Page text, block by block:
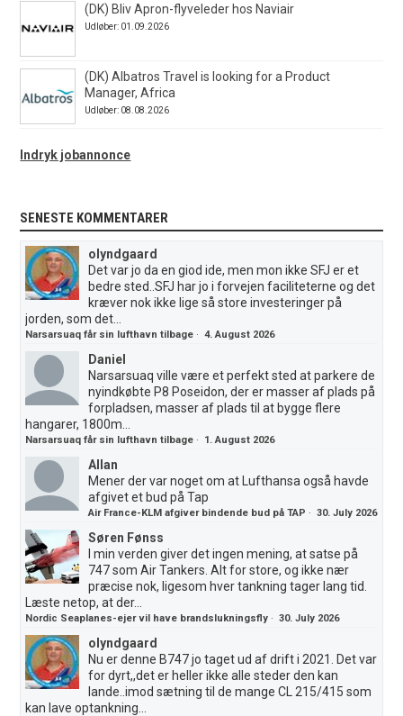
(DK) Bliv Apron-flyveleder hos Naviair
Udløber: 01.09.2026
(DK) Albatros Travel is looking for a Product
Manager, Africa
Udløber: 08.08.2026
Indryk jobannonce
SENESTE KOMMENTARER
olyndgaard
Det var jo da en giod ide, men mon ikke SFJ er et
bedre sted..SFJ har jo i forvejen faciliteterne og det
kræver nok ikke lige så store investeringer på
jorden, som det...
Narsarsuaq får sin lufthavn tilbage ·4. August 2026
Daniel
Narsarsuaq ville være et perfekt sted at parkere de
nyindkøbte P8 Poseidon, der er masser af plads på
forpladsen, masser af plads til at bygge flere
hangarer, 1800m...
Narsarsuaq får sin lufthavn tilbage · 1. August 2026
Allan
Mener der var noget om at Lufthansa også havde
afgivet et bud på Tap
Air France-KLM afgiver bindende bud på TAP ·30. July 2026
Søren Fønss
I min verden giver det ingen mening, at satse på
747 som Air Tankers. Alt for store, og ikke nær
præcise nok, ligesom hver tankning tager lang tid.
Læste netop, at der...
Nordic Seaplanes-ejer vil have brandslukningsfly ·30. July 2026
olyndgaard
Nu er denne B747 jo taget ud af drift i 2021. Det var
for dyrt,,det er heller ikke alle steder den kan
lande..imod sætning til de mange CL 215/415 som
kan lave optankning...